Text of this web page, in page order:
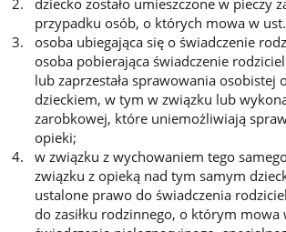
przypadku osób, o których mowa w
osoba ubiegająca się o świadczenie
osoba pobierająca świadczenie
lub zaprzestała sprawowania osobistej
dzieckiem, w tym w związku lub
zarobkowej, które uniemożliwiają
opieki;
w związku z wychowaniem tego
związku z opieką nad tym samym
ustalone prawo do świadczenia
do zasiłku rodzinnego, o którym mowa